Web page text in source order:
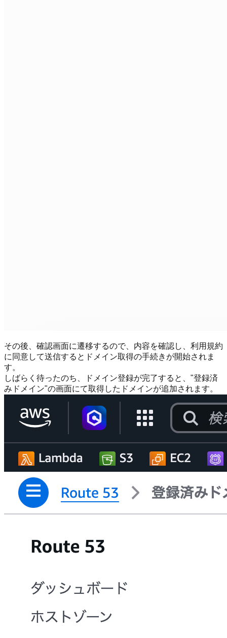
その後、確認画面に遷移するので、内容を確認し、利用規約
に同意して送信するとドメイン取得の手続きが開始されま
す。
しばらく待ったのち、ドメイン登録が完了すると、"登録済
みドメイン"の画面にて取得したドメインが追加されます。